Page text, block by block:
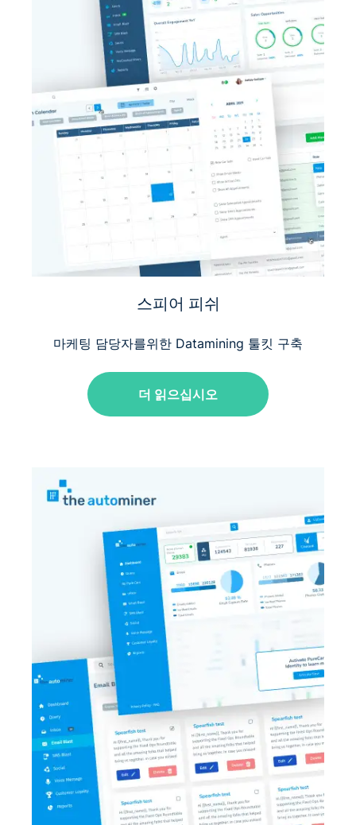
스피어 피쉬
마케팅 담당자를위한 Datamining 툴킷 구축
더 읽으십시오